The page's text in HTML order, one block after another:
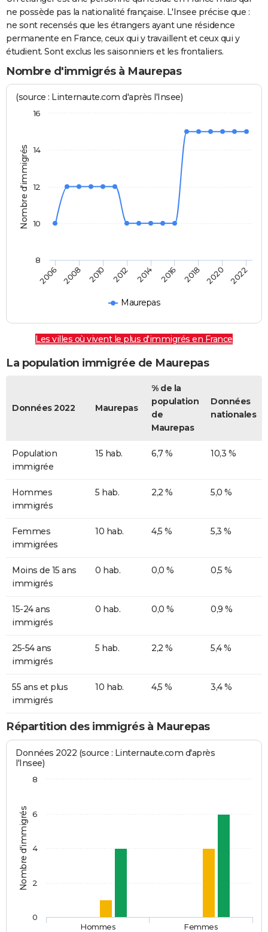
ne possède pas la nationalité française. L'Insee précise que :
ne sont recensés que les étrangers ayant une résidence
permanente en France, ceux qui y travaillent et ceux qui y
étudient. Sont exclus les saisonniers et les frontaliers.
Nombre d'immigrés à Maurepas
Nombre d'immigrés
(source : Linternaute.com d'après l'Insee)
Maurepas
2006 2008 2010 2012 2014 2016 2018 2020 2022
10
12
14
16
8
Les villes où vivent le plus d'immigrés en France
La population immigrée de Maurepas
Données 2022 Maurepas
% de la
population
de
Maurepas
Données
nationales
Population
immigrée
15 hab. 6,7 % 10,3 %
Hommes
immigrés
5 hab. 2,2 % 5,0 %
Femmes
immigrées
10 hab. 4,5 % 5,3 %
Moins de 15 ans
immigrés
0 hab. 0,0 % 0,5 %
15-24 ans
immigrés
0 hab. 0,0 % 0,9 %
25-54 ans
immigrés
5 hab. 2,2 % 5,4 %
55 ans et plus
immigrés
10 hab. 4,5 % 3,4 %
Répartition des immigrés à Maurepas
Nombre d'immigrés
Données 2022 (source : Linternaute.com d'après
l'Insee)
Hommes Femmes
0
2
4
6
8